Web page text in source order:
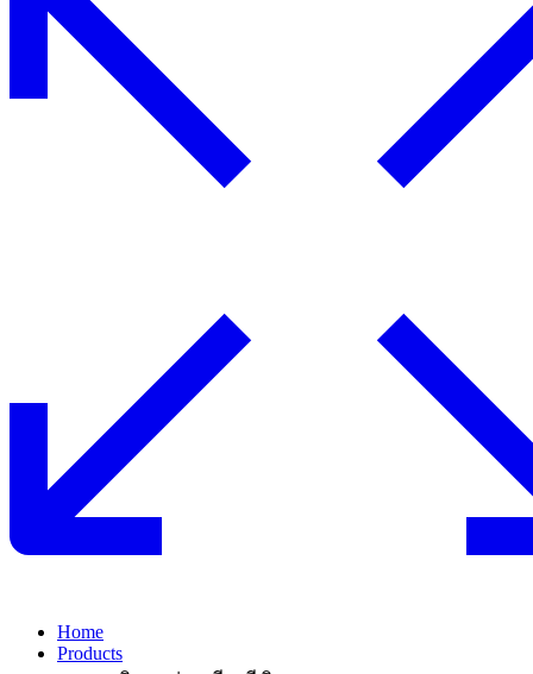
Home
Products